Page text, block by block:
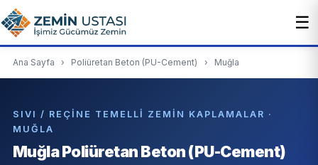
☰
Ana Sayfa › Poliüretan Beton (PU-Cement) › Muğla
SIVI / REÇINE TEMELLI ZEMIN KAPLAMALAR ·
MUĞLA
Muğla Poliüretan Beton (PU-Cement)